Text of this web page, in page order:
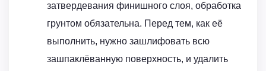
затвердевания финишного слоя, обработка
грунтом обязательна. Перед тем, как её
выполнить, нужно зашлифовать всю
зашпаклёванную поверхность, и удалить